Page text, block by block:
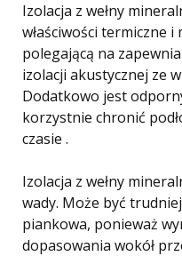
Izolacja z wełny
właściwości termiczne
polegającą na
izolacji akustycznej ze
Dodatkowo jest
korzystnie chronić
czasie .
Izolacja z wełny
wady. Może być
piankowa, ponieważ
dopasowania wokół